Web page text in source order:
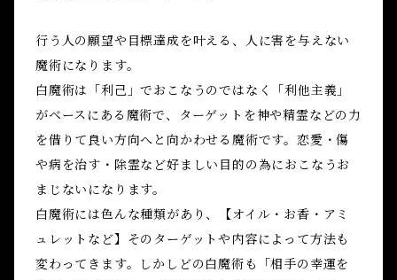
行う人の願望や目標達成を叶える、人に害を与えない
魔術になります。
白魔術は「利己」でおこなうのではなく「利他主義」
がベースにある魔術で、ターゲットを神や精霊などの力
を借りて良い方向へと向かわせる魔術です。恋愛・傷
や病を治す・除霊など好ましい目的の為におこなうお
まじないになります。
白魔術には色んな種類があり、【オイル・お香・アミ
ュレットなど】そのターゲットや内容によって方法も
変わってきます。しかしどの白魔術も「相手の幸運を